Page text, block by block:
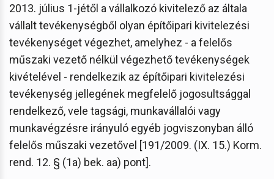
2013. július 1-jétől a vállalkozó kivitelező az általa
vállalt tevékenységből olyan építőipari kivitelezési
tevékenységet végezhet, amelyhez - a felelős
műszaki vezető nélkül végezhető tevékenységek
kivételével - rendelkezik az építőipari kivitelezési
tevékenység jellegének megfelelő jogosultsággal
rendelkező, vele tagsági, munkavállalói vagy
munkavégzésre irányuló egyéb jogviszonyban álló
felelős műszaki vezetővel [191/2009. (IX. 15.) Korm.
rend. 12. § (1a) bek. aa) pont].